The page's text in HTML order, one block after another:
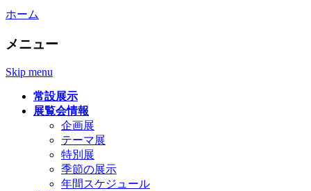
ホーム
メニュー
Skip menu
常設展示
展覧会情報
企画展
テーマ展
特別展
季節の展示
年間スケジュール